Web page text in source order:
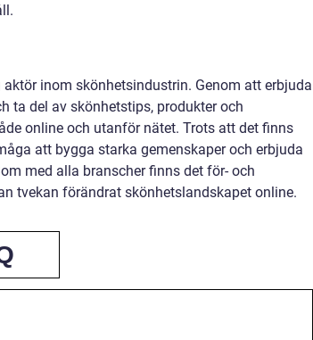
inom skönhetsindustrin. Genom att erbjuda
ta del av skönhetstips, produkter och
online och utanför nätet. Trots att det finns
att bygga starka gemenskaper och erbjuda
med alla branscher finns det för- och
tvekan förändrat skönhetslandskapet online.